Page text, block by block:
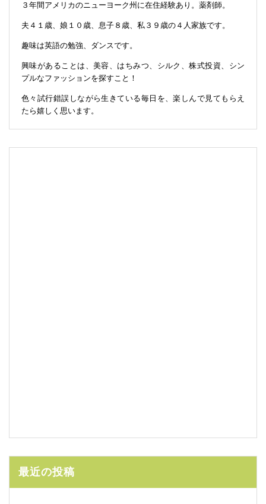
３年間アメリカのニューヨーク州に在住経験あり。薬剤師。
夫４１歳、娘１０歳、息子８歳、私３９歳の４人家族です。
趣味は英語の勉強、ダンスです。
興味があることは、美容、はちみつ、シルク、株式投資、シン
プルなファッションを探すこと！
色々試行錯誤しながら生きている毎日を、楽しんで見てもらえ
たら嬉しく思います。
最近の投稿